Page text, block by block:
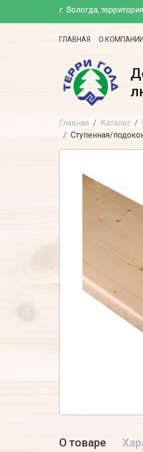
г. Вологда,
ГЛАВНАЯ О КОМПАНИИ
Главная Каталог
Ступенная/
О товаре